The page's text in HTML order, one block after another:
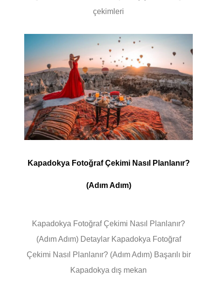
çekimleri
Kapadokya Fotoğraf Çekimi Nasıl Planlanır?
(Adım Adım)
Kapadokya Fotoğraf Çekimi Nasıl Planlanır?
(Adım Adım) Detaylar Kapadokya Fotoğraf
Çekimi Nasıl Planlanır? (Adım Adım) Başarılı bir
Kapadokya dış mekan